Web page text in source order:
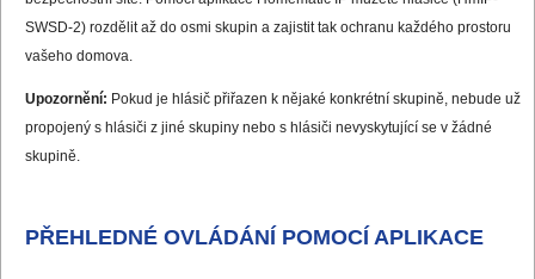
SWSD-2) rozdělit až do osmi skupin a zajistit tak ochranu každého prostoru
vašeho domova.
Upozornění: Pokud je hlásič přiřazen k nějaké konkrétní skupině, nebude už
propojený s hlásiči z jiné skupiny nebo s hlásiči nevyskytující se v žádné
skupině.
PŘEHLEDNÉ OVLÁDÁNÍ POMOCÍ APLIKACE